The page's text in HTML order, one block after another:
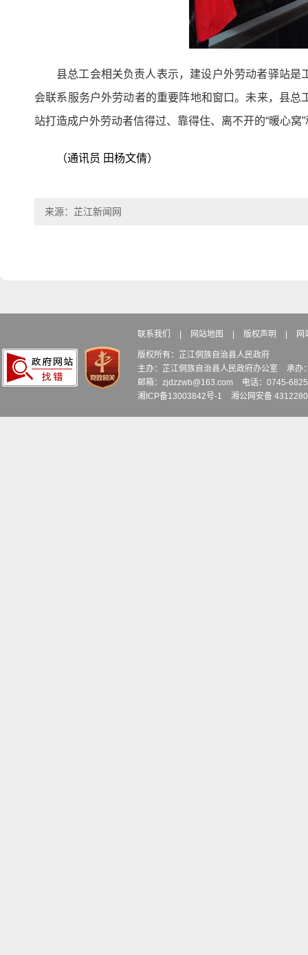
县总工会相关负责人表示，建设户外劳动者驿站
会联系服务户外劳动者的重要阵地和窗口。未来，县
站打造成户外劳动者信得过、靠得住、离不开的“暖心
（通讯员 田杨文倩）
来源：芷江新闻网
联系我们 网站地图 版权声明 网
版权所有：芷江侗族自治县人民政府
主办：芷江侗族自治县人民政府办公室
承办
邮箱：zjdzzwb@163.com
电话：0745-
湘ICP备13003842号-1
湘公网安备